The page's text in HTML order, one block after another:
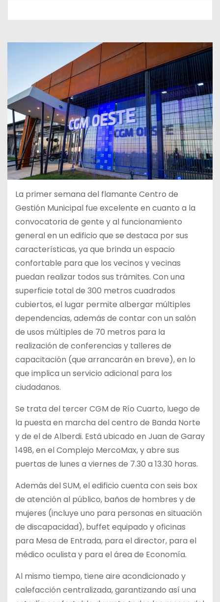
La primer semana del flamante Centro de
Gestión Municipal fue excelente en cuanto a la
convocatoria de gente y al funcionamiento
general en un edificio que se destaca por sus
características, ya que brinda un espacio
confortable para que los vecinos y vecinas
puedan realizar todos sus trámites. Con una
superficie total de 300 metros cuadrados
cubiertos, el lugar permite albergar múltiples
dependencias, además de contar con un salón
de usos múltiples de 70 metros para la
realización de conferencias y talleres de
capacitación (que arrancarán en breve), en lo
que implica un servicio adicional para los
ciudadanos.
Se trata del tercer CGM de Río Cuarto, luego de
la puesta en marcha del centro de Banda Norte
y de el de Alberdi. Está ubicado en Juan de Garay
1498, en el Complejo MercoMax, y abre sus
puertas de lunes a viernes de 7.30 a 13.30 horas.
Además del SUM, el edificio cuenta con seis box
de atención al público, baños de hombres y de
mujeres (incluye uno para personas en situación
de discapacidad), buffet equipado y oficinas
para Mesa de Entrada, para el director, para el
médico oculista y para el área de Economía.
Al mismo tiempo, tiene aire acondicionado y
calefacción centralizada, garantizando así una